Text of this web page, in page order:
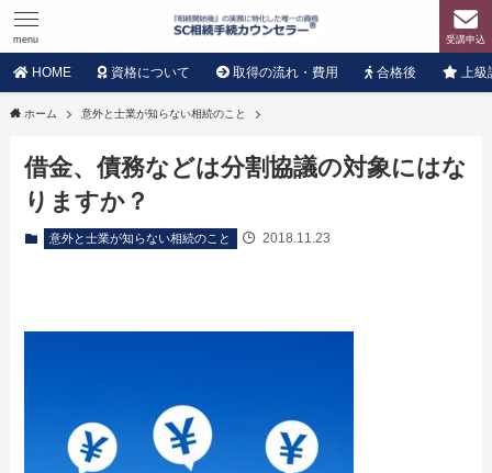
受講申込
menu
HOME 資格について 取得の流れ・費用 合格後 上級
ホーム 意外と士業が知らない相続のこと
借金、債務などは分割協議の対象にはな
りますか？
意外と士業が知らない相続のこと 2018.11.23